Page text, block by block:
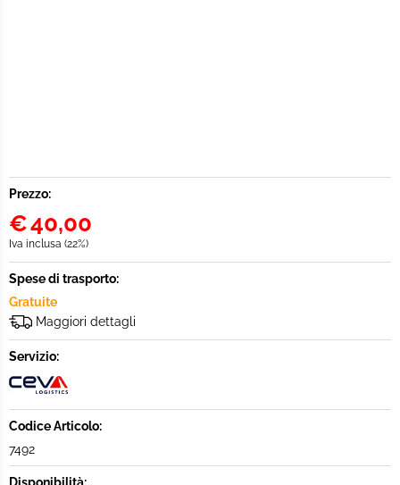
Prezzo:
€40,00
Iva inclusa (22%)
Spese di trasporto:
Gratuite
Maggiori dettagli
Servizio:
Codice Articolo:
7492